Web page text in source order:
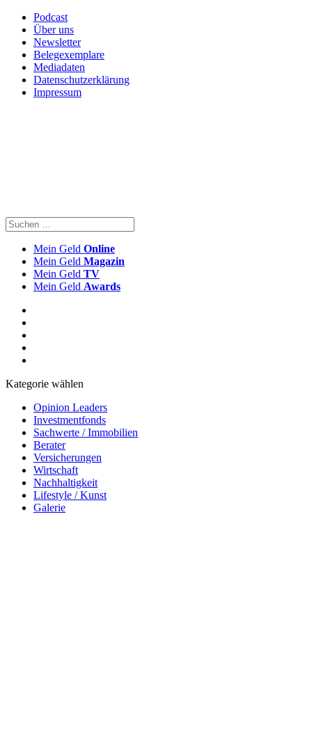
Podcast
Über uns
Newsletter
Belegexemplare
Mediadaten
Datenschutzerklärung
Impressum
Mein Geld Online
Mein Geld Magazin
Mein Geld TV
Mein Geld Awards
Kategorie wählen
Opinion Leaders
Investmentfonds
Sachwerte / Immobilien
Berater
Versicherungen
Wirtschaft
Nachhaltigkeit
Lifestyle / Kunst
Galerie